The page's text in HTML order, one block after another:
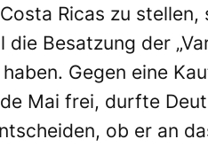
Ricas zu stellen,
Besatzung der
Gegen eine
Mai frei, durfte
ob er an